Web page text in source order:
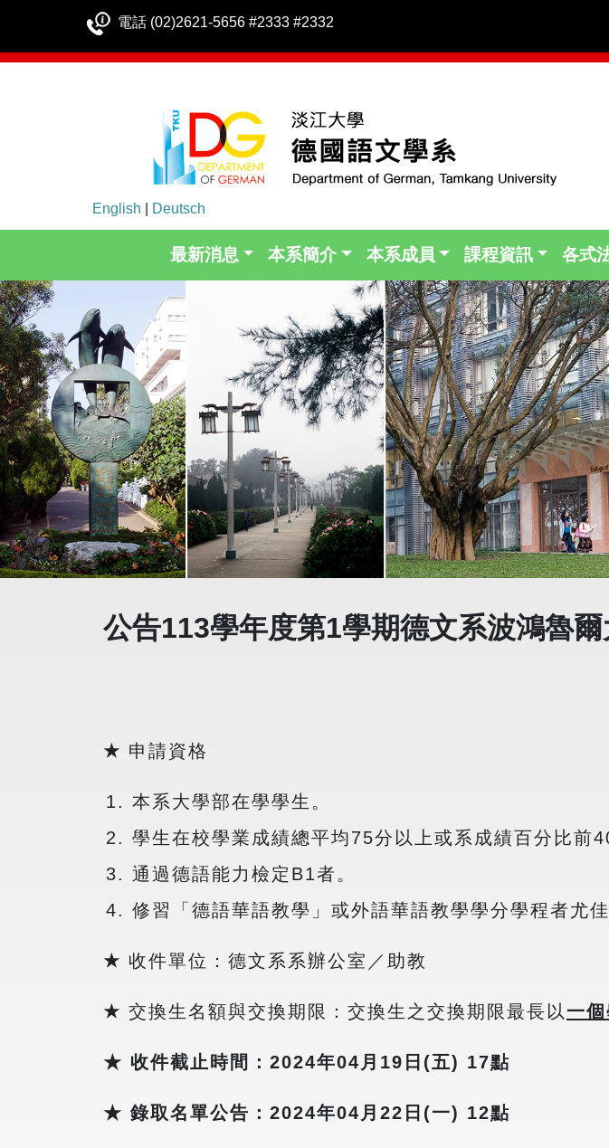
電話 (02)2621-5656 #2333 #2332
English Deutsch
最新消息 本系簡介 本系成員 課程資訊 各式
公告113學年度第1學期德文系波鴻魯
★ 申請資格
本系大學部在學學生。
學生在校學業成績總平均75分以上或系成績百分比前
通過德語能力檢定B1者。
修習「德語華語教學」或外語華語教學學分學程者尤佳
★ 收件單位：德文系系辦公室／助教
★ 交換生名額與交換期限：交換生之交換期限最長以 一個
★ 收件截止時間：2024年04月19日(五) 17點
★ 錄取名單公告：2024年04月22日(一) 12點